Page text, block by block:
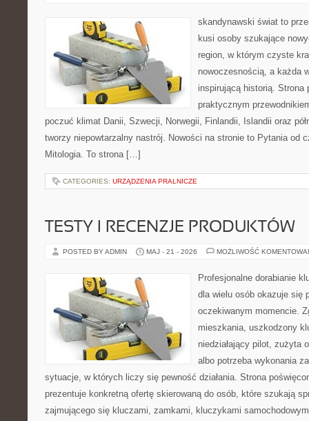
skandynawski świat to
kusi osoby szukające
region, w którym czyste
nowoczesnością, a każda
inspirującą historią.
praktycznym
poczuć klimat Danii, Szwecji, Norwegii, Finlandii, Islandii oraz
tworzy niepowtarzalny nastrój. Nowości na stronie to Pytania od
Mitologia. To strona […]
CATEGORIES: URZĄDZENIA PRALNICZE
TESTY I RECENZJE PRODUKTÓW
POSTED BY ADMIN MAJ - 21 - 2026 MOŻLIWOŚĆ
Profesjonalne dorabianie
dla wielu osób okazuje się
oczekiwanym momencie.
mieszkania, uszkodzony
niedziałający pilot, zużyta
albo potrzeba wykonania
sytuacje, w których liczy się pewność działania. Strona
prezentuje konkretną ofertę skierowaną do osób, które szukają
zajmującego się kluczami, zamkami, kluczykami